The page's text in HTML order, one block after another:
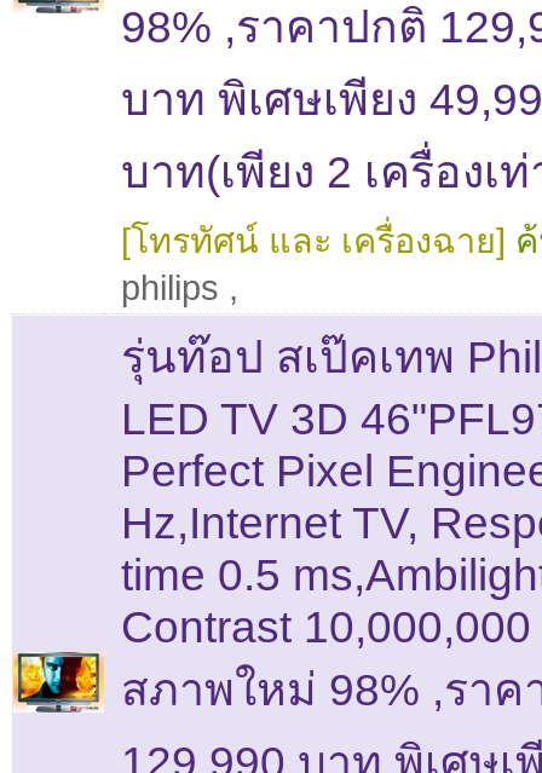
98% ,ราคาปกติ
บาท พิเศษเพียง
บาท(เพียง 2 เครื่องเ
[โทรทัศน์ และ เครื่องฉาย]
philips ,
รุ่นท๊อป สเป๊คเทพ
LED TV 3D
Perfect Pixel
Hz,Internet TV,
time 0.5
Contrast 10,000,000
สภาพใหม่ 98% ,ราค
129,990 บาท พิเศษเ